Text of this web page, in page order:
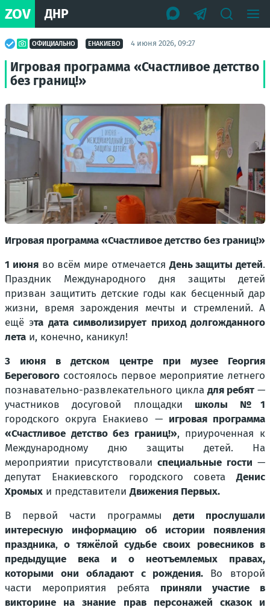
ZOV ДНР
ОФИЦИАЛЬНО ЕНАКИЕВО 4 июня 2026, 09:27
Игровая программа «Счастливое детство
без границ!»
Игровая программа «Счастливое детство без границ!»
1 июняво всём мире отмечаетсяДень защиты детей.
Праздник Международного дня защиты детей
призван защитить детские годы как бесценный дар
жизни, время зарождения мечты и стремлений. А
ещё эта дата символизирует приход долгожданного
лета и, конечно, каникул!
3 июня в детском центре при музее Георгия
Берегового состоялось первое мероприятие летнего
познавательно-развлекательного цикла для ребят —
участников досуговой площадки школы №1
городского округа Енакиево — игровая программа
«Счастливое детство без границ!», приуроченная к
Международному дню защиты детей. На
мероприятии присутствовали специальные гости —
депутат Енакиевского городского советаДенис
Хромых и представителиДвижения Первых.
В первой части программы дети прослушали
интересную информацию об истории появления
праздника, о тяжёлой судьбе своих ровесников в
предыдущие века и о неотъемлемых правах,
которыми они обладают с рождения. Во второй
части мероприятия ребята приняли участие в
викторине на знание прав персонажей сказок и